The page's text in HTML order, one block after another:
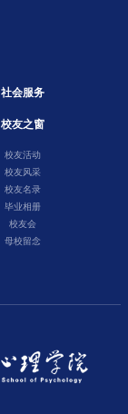
社会服务
校友之窗
校友活动
校友风采
校友名录
毕业相册
校友会
母校留念